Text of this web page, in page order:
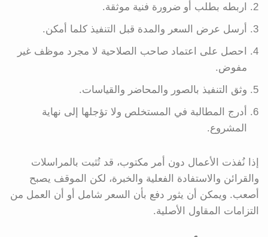
اربطه بطلب أو ضرورة فنية موثقة.
أرسل عرض السعر والمدة قبل التنفيذ كلما أمكن.
احصل على اعتماد صاحب الصلاحية لا مجرد موظف غير
مفوض.
وثق التنفيذ بالصور والمحاضر والقياسات.
أدرج المطالبة في المستخلص ولا تؤجلها إلى نهاية
المشروع.
إذا نُفذت الأعمال دون أمر مكتوب، قد تُثبت بالمراسلات
والقرائن والاستفادة الفعلية والخبرة، لكن الموقف يصبح
أصعب. ويمكن أن يثور دفع بأن السعر شامل أو أن العمل من
التزامات المقاول الأصلية.